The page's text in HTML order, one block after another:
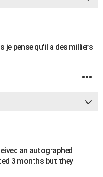
je pense qu'il a des milliers
an autographed
3 months but they